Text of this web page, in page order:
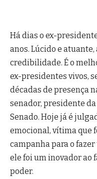
Há dias o ex-
anos. Lúcido e
credibilidade. É o
ex-presidentes vivos,
décadas de presença
senador, presidente
Senado. Hoje já é
emocional, vítima que
campanha para o
ele foi um inovador ao
poder.